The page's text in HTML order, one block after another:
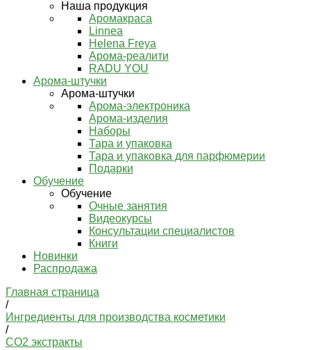
Наша продукция
Аромакраса
Linnea
Helena Freya
Арома-реалити
RADU YOU
Арома-штучки
Арома-штучки
Арома-электроника
Арома-изделия
Наборы
Тара и упаковка
Тара и упаковка для парфюмерии
Подарки
Обучение
Обучение
Очные занятия
Видеокурсы
Консультации специалистов
Книги
Новинки
Распродажа
Главная страница
/
Ингредиенты для производства косметики
/
СО2 экстракты